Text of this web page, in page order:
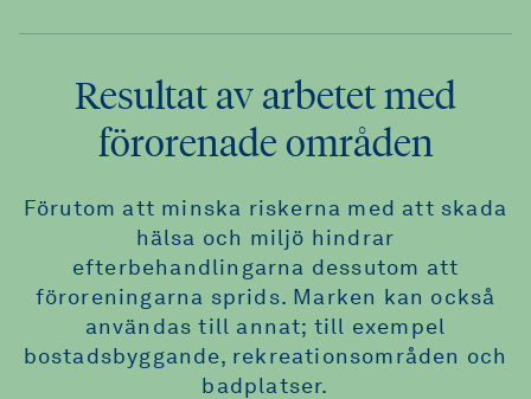
Resultat av arbetet med
förorenade områden
Förutom att minska riskerna med att skada
hälsa och miljö hindrar
efterbehandlingarna dessutom att
föroreningarna sprids. Marken kan också
användas till annat; till exempel
bostadsbyggande, rekreationsområden och
badplatser.